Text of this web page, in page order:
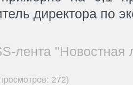
директора по
лента "Новостная
272)